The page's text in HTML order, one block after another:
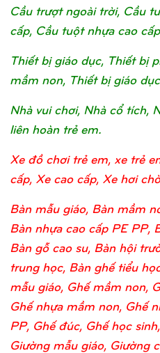
Cầu trượt ngoài trời, Cầu
cấp, Cầu tuột nhựa cao
Thiết bị giáo dục, Thiết bị
mầm non, Thiết bị giáo
Nhà vui chơi, Nhà cổ tích,
liên hoàn trẻ em.
Xe đồ chơi trẻ em, xe trẻ
cấp, Xe cao cấp, Xe hơi
Bàn mẫu giáo, Bàn mầm
Bàn nhựa cao cấp PE PP,
Bàn gỗ cao su, Bàn hội
trung học, Bàn ghế tiểu
mẫu giáo, Ghế mầm non,
Ghế nhựa mầm non, Ghế
PP, Ghế đúc, Ghế học
Giường mẫu giáo, Giường